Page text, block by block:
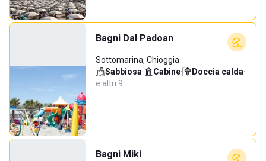
Bagni Dal Padoan
Sottomarina, Chioggia
Sabbiosa· Cabine· Doccia calda·
e altri 9…
Bagni Miki